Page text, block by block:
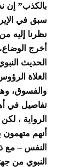
بالكذب” إن
سبق في
نظرنا إليه
أخرج
الحديث
الغلاة
والفسوق،
تفاصيل في
الرواية ،
أنهم
النفس – مع
النبوي من